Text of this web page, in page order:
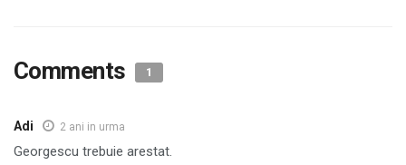
Comments 1
Adi 2 ani in urma
Georgescu trebuie arestat.